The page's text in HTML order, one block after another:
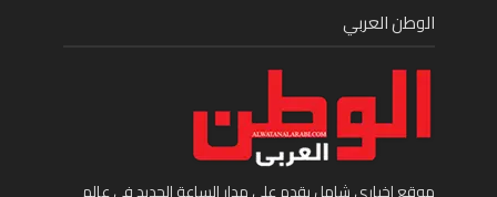
الوطن العربي